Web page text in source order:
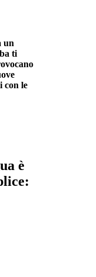
un
ti
con le
è